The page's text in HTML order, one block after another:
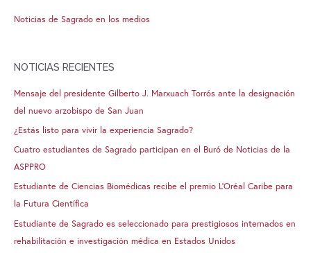
Noticias de Sagrado en los medios
NOTICIAS RECIENTES
Mensaje del presidente Gilberto J. Marxuach Torrós ante la designación
del nuevo arzobispo de San Juan
¿Estás listo para vivir la experiencia Sagrado?
Cuatro estudiantes de Sagrado participan en el Buró de Noticias de la
ASPPRO
Estudiante de Ciencias Biomédicas recibe el premio L’Oréal Caribe para
la Futura Científica
Estudiante de Sagrado es seleccionado para prestigiosos internados en
rehabilitación e investigación médica en Estados Unidos